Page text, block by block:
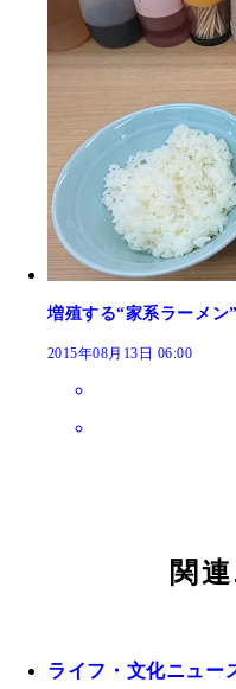
増殖する“家系ラーメン
2015年08月13日 06:00
関
ライフ・文化ニュー